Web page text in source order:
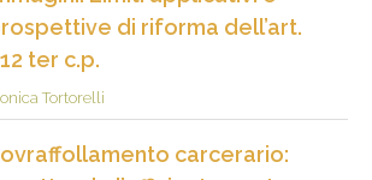
di riforma dell’art.
ter c.p.
Tortorelli
carcerario: